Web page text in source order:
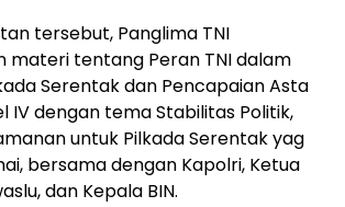
tersebut, Panglima TNI
materi tentang Peran TNI dalam
Serentak dan Pencapaian Asta
IV dengan tema Stabilitas Politik,
untuk Pilkada Serentak yag
bersama dengan Kapolri, Ketua
dan Kepala BIN.